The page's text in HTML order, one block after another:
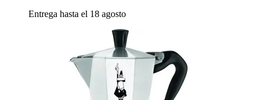
Entrega hasta el 18 agosto